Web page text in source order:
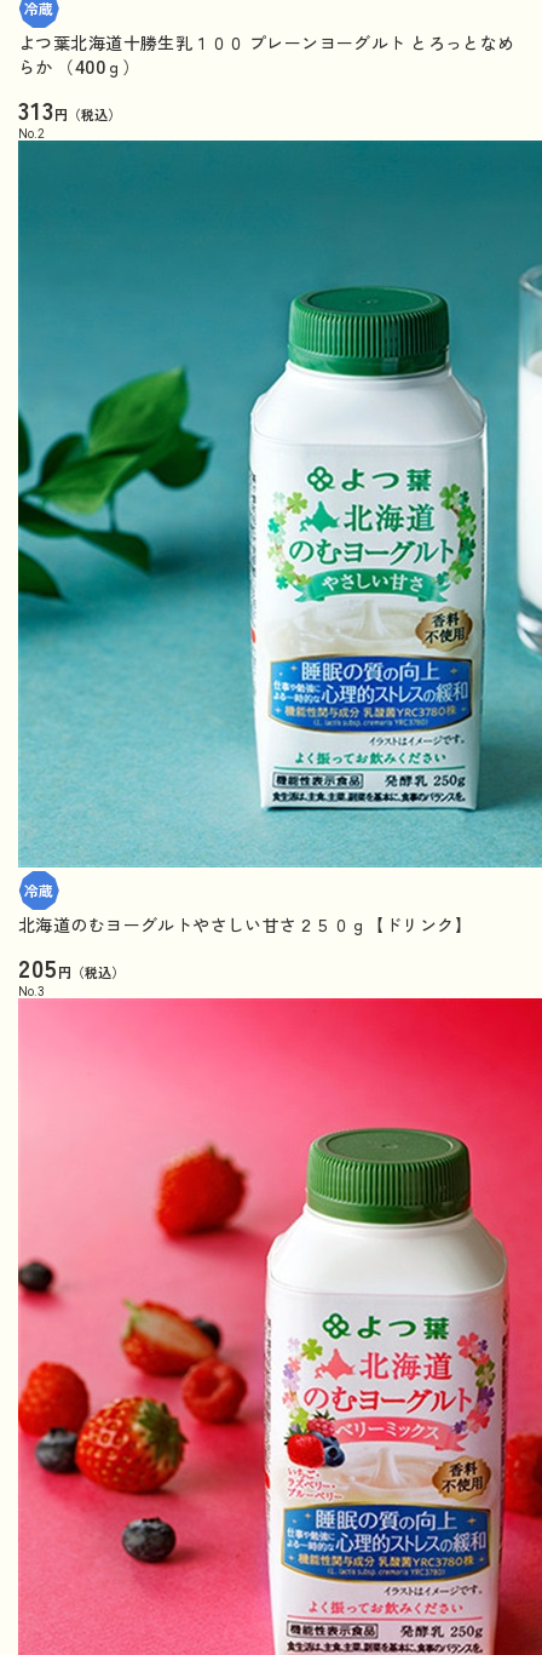
よつ葉北海道十勝生乳１００ プレーンヨーグルト とろっとなめ
らか （400ｇ）
313円（税込）
No. 2
北海道のむヨーグルトやさしい甘さ２５０ｇ【ドリンク】
205円（税込）
No. 3